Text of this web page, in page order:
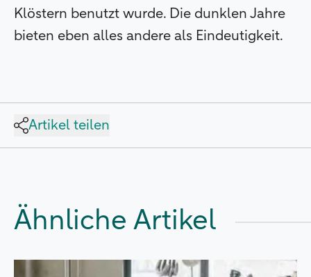
Klöstern benutzt wurde. Die dunklen Jahre
bieten eben alles andere als Eindeutigkeit.
Artikel teilen
Ähnliche Artikel